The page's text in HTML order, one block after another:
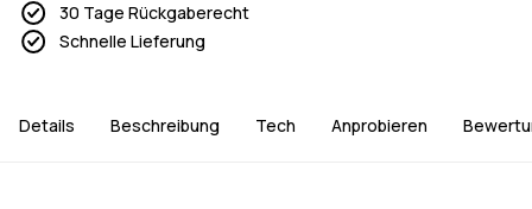
30 Tage Rückgaberecht
Schnelle Lieferung
Details Beschreibung Tech Anprobieren